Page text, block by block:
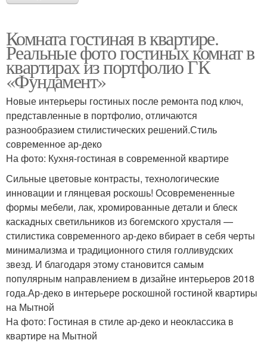
Комната гостиная в квартире.
Реальные фото гостиных комнат в
квартирах из портфолио ГК
«Фундамент»
Новые интерьеры гостиных после ремонта под ключ,
представленные в портфолио, отличаются
разнообразием стилистических решений.Стиль
современное ар-деко
На фото: Кухня-гостиная в современной квартире
Сильные цветовые контрасты, технологические
инновации и глянцевая роскошь! Осовремененные
формы мебели, лак, хромированные детали и блеск
каскадных светильников из богемского хрусталя —
стилистика современного ар-деко вбирает в себя черты
минимализма и традиционного стиля голливудских
звезд. И благодаря этому становится самым
популярным направлением в дизайне интерьеров 2018
года.Ар-деко в интерьере роскошной гостиной квартиры
на Мытной
На фото: Гостиная в стиле ар-деко и неоклассика в
квартире на Мытной